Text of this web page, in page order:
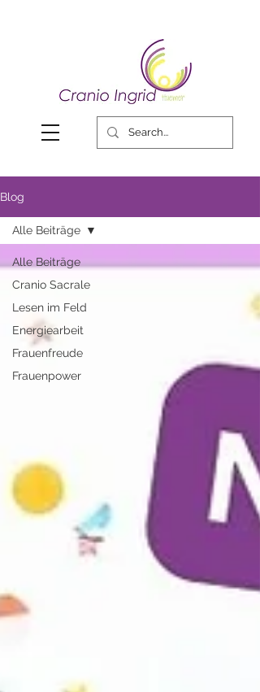
Blog
Alle Beiträge
Cranio Sacrale
Lesen im Feld
Energiearbeit
Frauenfreude
Frauenpower
Alle Beiträge